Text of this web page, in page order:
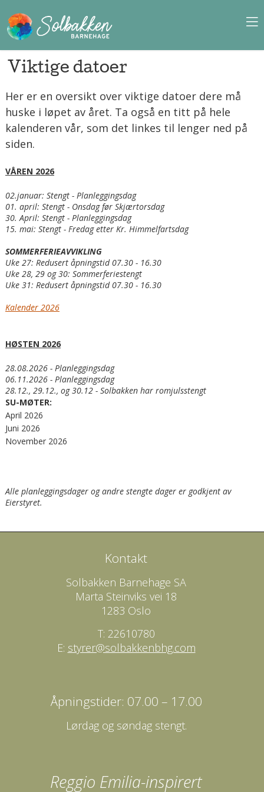
Viktige datoer
Her er en oversikt over viktige datoer dere må
huske i løpet av året. Ta også en titt på hele
kalenderen vår, som det linkes til lenger ned på
siden.
VÅREN 2026
02.januar: Stengt - Planleggingsdag
01. april: Stengt - Onsdag før Skjærtorsdag
30. April: Stengt - Planleggingsdag
15. mai: Stengt - Fredag etter Kr. Himmelfartsdag
SOMMERFERIEAVVIKLING
Uke 27: Redusert åpningstid 07.30 - 16.30
Uke 28, 29 og 30: Sommerferiestengt
Uke 31: Redusert åpningstid 07.30 - 16.30
Kalender 2026
HØSTEN 2026
28.08.2026 - Planleggingsdag
06.11.2026 - Planleggingsdag
28.12., 29.12., og 30.12 - Solbakken har romjulsstengt
SU-MØTER:
April 2026
Juni 2026
November 2026
Alle planleggingsdager og andre stengte dager er godkjent av
Eierstyret.
Kontakt
Solbakken Barnehage SA
Marta Steinviks vei 18
1283 Oslo
T: 22610780
E: styrer@solbakkenbhg.com
Åpningstider: 07.00 – 17.00
Lørdag og søndag stengt.
Reggio Emilia-inspirert